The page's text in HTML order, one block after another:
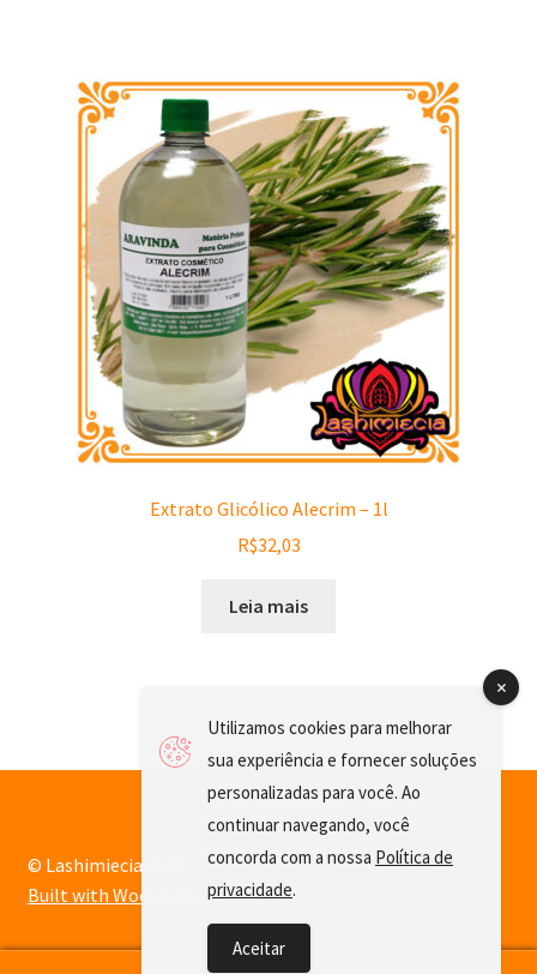
Extrato Glicólico Alecrim – 1l
R$32,03
Leia mais
© Lashimiecia 2026
Built with WooCommerce.
Utilizamos cookies para melhorar
sua experiência e fornecer soluções
personalizadas para você. Ao
continuar navegando, você
concorda com a nossa Política de
privacidade.
Aceitar